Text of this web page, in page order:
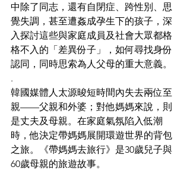
中除了同志，還有自閉症、跨性別、思
覺失調，甚至遭姦成孕生下的孩子，深
入探討這些與家庭成員及社會大眾都格
格不入的「差異份子」，如何尋找身份
認同，同時思索為人父母的重大意義。
.
韓國媒體人太源晙短時間內失去兩位至
親——父親和外婆；對他媽媽來說，則
是丈夫及母親。在家庭氣氛陷入低潮
時，他決定帶媽媽展開環遊世界的背包
之旅。《帶媽媽去旅行》是30歲兒子與
60歲母親的旅遊故事。